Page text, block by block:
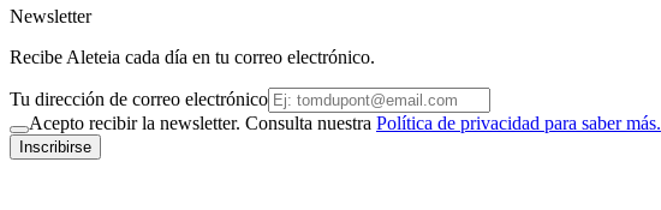
Newsletter
Recibe Aleteia cada día en tu correo electrónico.
Tu dirección de correo electrónico
Acepto recibir la newsletter. Consulta nuestra Política de privacidad para saber más.
Inscribirse